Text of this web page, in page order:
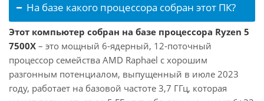
На базе какого процессора собран этот ПК?
Этот компьютер собран на базе процессора Ryzen 5
7500X – это мощный 6-ядерный, 12-поточный
процессор семейства AMD Raphael с хорошим
разгонным потенциалом, выпущенный в июле 2023
году, работает на базовой частоте 3,7 ГГц, которая